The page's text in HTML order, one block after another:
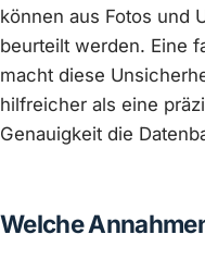
können aus Fotos und
beurteilt werden. Eine
macht diese
hilfreicher als eine
Genauigkeit die
Welche